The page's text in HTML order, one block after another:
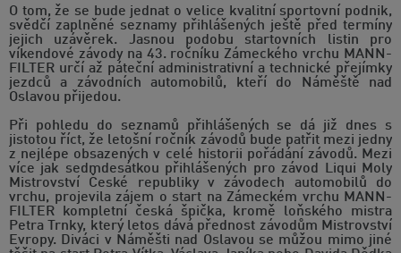
O tom, že se bude jednat o velice kvalitní sportovní podnik,
svědčí zaplněné seznamy přihlášených ještě před termíny
jejich uzávěrek. Jasnou podobu startovních listin pro
víkendové závody na 43. ročníku Zámeckého vrchu MANN-
FILTER určí až páteční administrativní a technické přejímky
jezdců a závodních automobilů, kteří do Náměště nad
Oslavou přijedou.
Při pohledu do seznamů přihlášených se dá již dnes s
jistotou říct, že letošní ročník závodů bude patřit mezi jedny
z nejlépe obsazených v celé historii pořádání závodů. Mezi
více jak sedmdesátkou přihlášených pro závod Liqui Moly
Mistrovství České republiky v závodech automobilů do
vrchu, projevila zájem o start na Zámeckém vrchu MANN-
FILTER kompletní česká špička, kromě loňského mistra
Petra Trnky, který letos dává přednost závodům Mistrovství
Evropy. Diváci v Náměšti nad Oslavou se můžou mimo jiné